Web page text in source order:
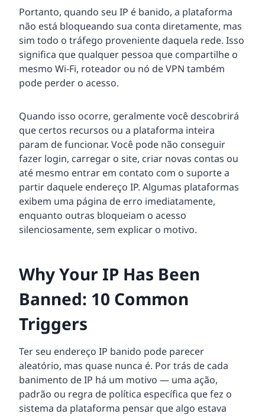
Portanto, quando seu IP é banido, a plataforma
não está bloqueando sua conta diretamente, mas
sim todo o tráfego proveniente daquela rede. Isso
significa que qualquer pessoa que compartilhe o
mesmo Wi-Fi, roteador ou nó de VPN também
pode perder o acesso.
Quando isso ocorre, geralmente você descobrirá
que certos recursos ou a plataforma inteira
param de funcionar. Você pode não conseguir
fazer login, carregar o site, criar novas contas ou
até mesmo entrar em contato com o suporte a
partir daquele endereço IP. Algumas plataformas
exibem uma página de erro imediatamente,
enquanto outras bloqueiam o acesso
silenciosamente, sem explicar o motivo.
Why Your IP Has Been
Banned: 10 Common
Triggers
Ter seu endereço IP banido pode parecer
aleatório, mas quase nunca é. Por trás de cada
banimento de IP há um motivo — uma ação,
padrão ou regra de política específica que fez o
sistema da plataforma pensar que algo estava